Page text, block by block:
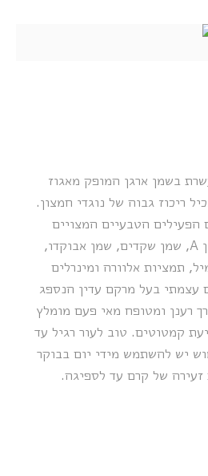
בשמן ארגן המופק מאגוז
ריכוז גבוה של נוגדי חמצון.
הפעילים הטבעיים המצויים
בקרם, ויטמין E, ויטמין A, שמן שקדים, שמן אבוקדו,
תמציות אלוורה ומינרלים
בעל מרקם עדין הנספג
רענן ומטופח מאי פעם מומלץ
קמטוטים. טוב לעור רגיל עד
יש להשתמש מידי יום בבוקר
של קרם עד לספיגה.